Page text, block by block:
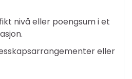
nivå eller poengsum i et
eller